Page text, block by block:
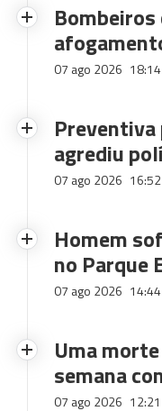
07 ago 2026 18:14
Preventiva
agrediu
07 ago 2026 16:52
Homem
no Parque
07 ago 2026 14:44
Uma
semana
07 ago 2026 12:21